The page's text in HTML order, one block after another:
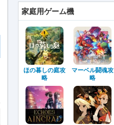
家庭用ゲーム機
ほの暮しの庭攻
略
マーベル闘魂攻
略